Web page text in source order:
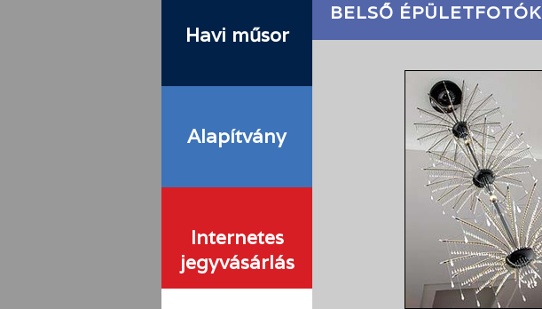
Havi műsor
Alapítvány
Internetes
jegyvásárlás
BELSŐ ÉPÜLETFOTÓK